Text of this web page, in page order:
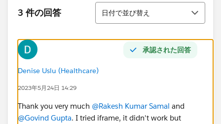
3 件の回答
並び替え
日付で並び替え
承認された回答
Denise Uslu (Healthcare)
2023年5月24日 14:29
Thank you very much @Rakesh Kumar Samal and
@Govind Gupta. I tried iframe, it didn't work but